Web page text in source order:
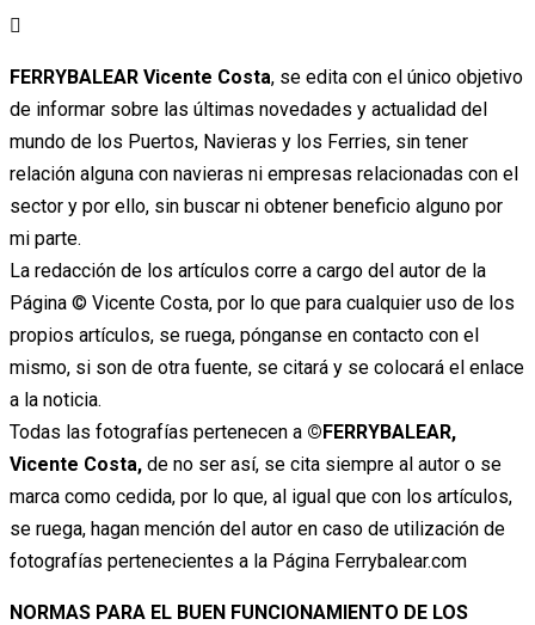
Ir
contenido
FERRYBALEAR Vicente Costa, se edita con el único objetivo
de informar sobre las últimas novedades y actualidad del
mundo de los Puertos, Navieras y los Ferries, sin tener
relación alguna con navieras ni empresas relacionadas con el
sector y por ello, sin buscar ni obtener beneficio alguno por
mi parte.
La redacción de los artículos corre a cargo del autor de la
Página © Vicente Costa, por lo que para cualquier uso de los
propios artículos, se ruega, pónganse en contacto con el
mismo, si son de otra fuente, se citará y se colocará el enlace
a la noticia.
Todas las fotografías pertenecen a ©FERRYBALEAR,
Vicente Costa, de no ser así, se cita siempre al autor o se
marca como cedida, por lo que, al igual que con los artículos,
se ruega, hagan mención del autor en caso de utilización de
fotografías pertenecientes a la Página Ferrybalear.com
NORMAS PARA EL BUEN FUNCIONAMIENTO DE LOS